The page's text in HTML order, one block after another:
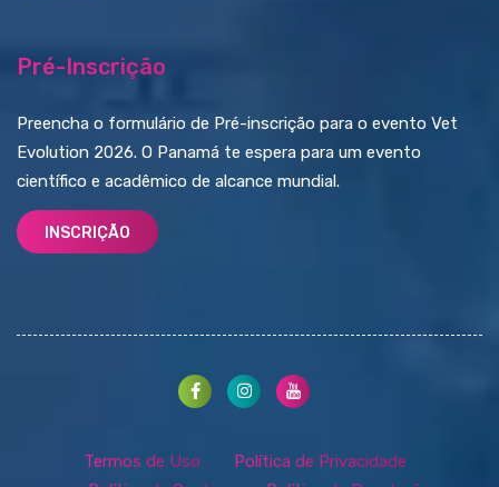
Pré-Inscrição
Preencha o formulário de Pré-inscrição para o evento Vet
Evolution 2026. O Panamá te espera para um evento
científico e acadêmico de alcance mundial.
INSCRIÇÃO
Termos de Uso
Política de Privacidade